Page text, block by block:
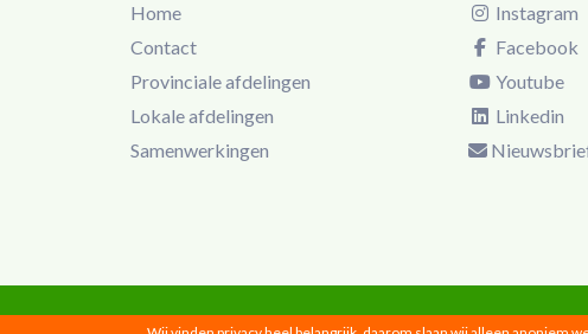
Home
Contact
Provinciale afdelingen
Lokale afdelingen
Samenwerkingen
Instagram
Facebook
Youtube
Linkedin